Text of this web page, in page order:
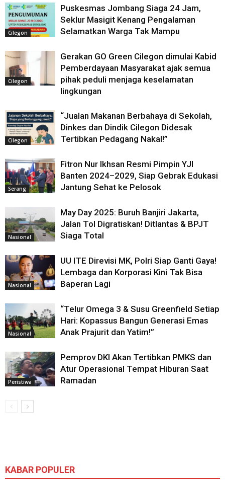
Cilegon
Puskesmas Jombang Siaga 24 Jam,
Seklur Masigit Kenang Pengalaman
Selamatkan Warga Tak Mampu
Cilegon
Gerakan GO Green Cilegon dimulai Kabid
Pemberdayaan Masyarakat ajak semua
pihak peduli menjaga keselamatan
lingkungan
Cilegon
“Jualan Makanan Berbahaya di Sekolah,
Dinkes dan Dindik Cilegon Didesak
Tertibkan Pedagang Nakal!”
Serang
Fitron Nur Ikhsan Resmi Pimpin YJI
Banten 2024–2029, Siap Gebrak Edukasi
Jantung Sehat ke Pelosok
Nasional
May Day 2025: Buruh Banjiri Jakarta,
Jalan Tol Digratiskan! Ditlantas & BPJT
Siaga Total
Nasional
UU ITE Direvisi MK, Polri Siap Ganti Gaya!
Lembaga dan Korporasi Kini Tak Bisa
Baperan Lagi
Nasional
“Telur Omega 3 & Susu Greenfield Setiap
Hari: Kopassus Bangun Generasi Emas
Anak Prajurit dan Yatim!”
Peristiwa
Pemprov DKI Akan Tertibkan PMKS dan
Atur Operasional Tempat Hiburan Saat
Ramadan
KABAR POPULER